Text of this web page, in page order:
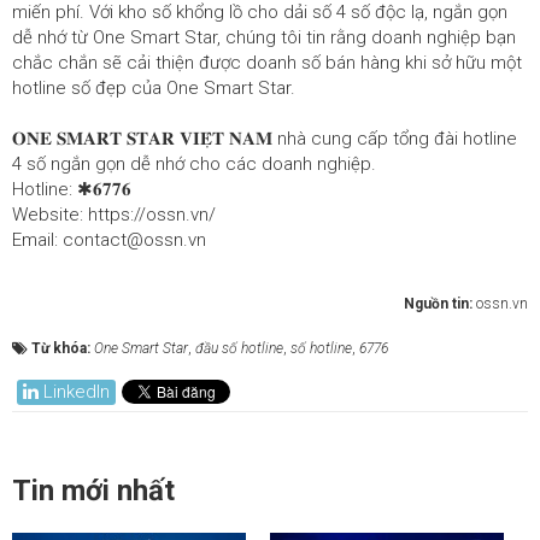
miến phí. Với kho số khổng lồ cho dải số 4 số độc lạ, ngắn gọn
dễ nhớ từ One Smart Star, chúng tôi tin rằng doanh nghiệp bạn
chắc chắn sẽ cải thiện được doanh số bán hàng khi sở hữu một
hotline số đẹp của One Smart Star.
𝐎𝐍𝐄 𝐒𝐌𝐀𝐑𝐓 𝐒𝐓𝐀𝐑 𝐕𝐈𝐄̣̂𝐓 𝐍𝐀𝐌 nhà cung cấp tổng đài hotline
4 số ngắn gọn dễ nhớ cho các doanh nghiệp.
Hotline: ✱𝟔𝟕𝟕𝟔
Website: https://ossn.vn/
Email: contact@ossn.vn
Nguồn tin: ossn.vn
Từ khóa: One Smart Star, đầu số hotline, số hotline, 6776
LinkedIn
Tin mới nhất